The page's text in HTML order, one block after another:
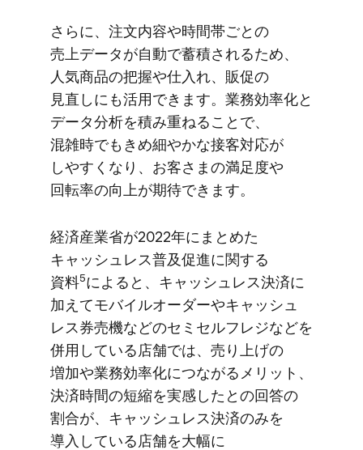
さらに、​注文内容や​時間帯ごとの​
売上データが​自動で​蓄積される​ため、​
人気商品の​把握や​仕入れ、​販促の​
見直しにも​活用できます。​業務効率化と​
データ分析を​積み重ねる​ことで、​
混雑時で​も​きめ細やかな​接客対応が​
しやすくなり、​お客さまの​満足度や​
回転率の​向上が​期待できます。
経済産業省が​2022年に​まとめた​
キャッシュレス普及促進に​関する​
資料5に​よると、​キャッシュレス決済に​
加えて​モバイルオーダーや​キャッシュ​
レス券売機などの​セミセルフレジなどを​
併用している​店舗では、​売り上げの​
増加や業務効率化に​つながる​メリット、​
決済時間の​短縮を​実感したとの​回答の​
割合が、​キャッシュレス決済のみを​
導入している​店舗を​大幅に​